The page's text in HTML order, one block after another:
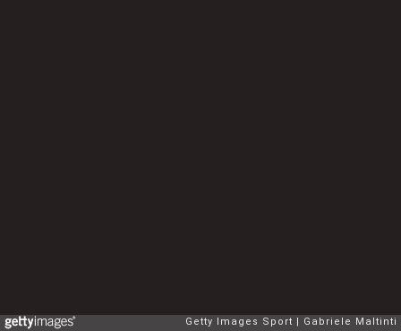
Getty Images Sport Gabriele Maltinti